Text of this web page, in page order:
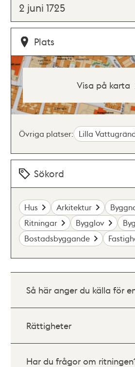
2 juni 1725
Plats
Visa på karta
Övriga platser: Lilla
Sökord
Hus Arkitektur
Ritningar
Bygglov
Bostadsbyggande
Så här anger du källa för
Rättigheter
Har du frågor om